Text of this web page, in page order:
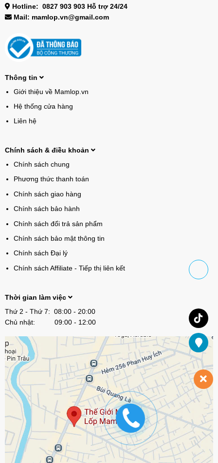
Hotline: 0827 903 903 Hỗ trợ 24/24
Mail: mamlop.vn@gmail.com
Thông tin
Giới thiệu về Mamlop.vn
Hệ thống cửa hàng
Liên hệ
Chính sách & điều khoản
Chính sách chung
Phương thức thanh toán
Chính sách giao hàng
Chính sách bảo hành
Chính sách đổi trả sản phẩm
Chính sách bảo mật thông tin
Chính sách Đại lý
Chính sách Affiliate - Tiếp thị liên kết
Thời gian làm việc
Thứ 2 - Thứ 7: 08:00 - 20:00
Chủ nhật: 09:00 - 12:00